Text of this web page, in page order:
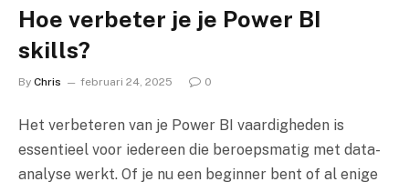
Hoe verbeter je je Power BI
skills?
By Chris februari 24, 2025 0
Het verbeteren van je Power BI vaardigheden is
essentieel voor iedereen die beroepsmatig met data-
analyse werkt. Of je nu een beginner bent of al enige